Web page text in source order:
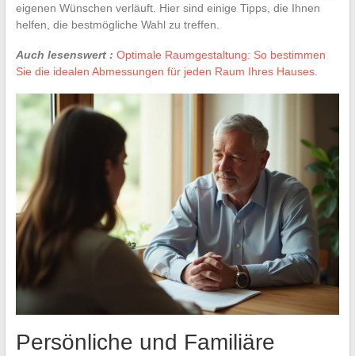
eigenen Wünschen verläuft. Hier sind einige Tipps, die Ihnen
helfen, die bestmögliche Wahl zu treffen.
Auch lesenswert : Optimale Raumgestaltung: So bestimmen
Sie die idealen Abmessungen für jeden Raum Ihres Hauses.
Persönliche und Familiäre